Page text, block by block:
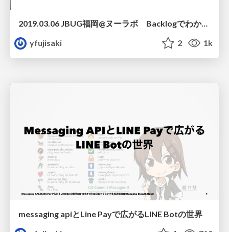
2019.03.06 JBUG福岡@ヌーラボ Backlogでわかる炎上の見分け方、消し方 リビルド
yfujisaki
2 1k
messaging apiとLine Payで広がるLINE Botの世界